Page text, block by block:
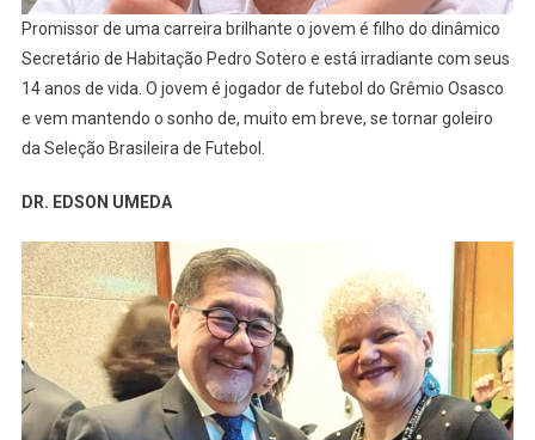
Promissor de uma carreira brilhante o jovem é filho do dinâmico
Secretário de Habitação Pedro Sotero e está irradiante com seus
14 anos de vida. O jovem é jogador de futebol do Grêmio Osasco
e vem mantendo o sonho de, muito em breve, se tornar goleiro
da Seleção Brasileira de Futebol.
DR. EDSON UMEDA